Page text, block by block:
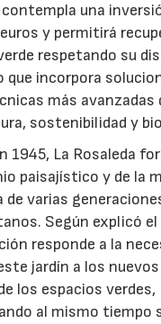
una
y permitirá
respetando su
que incorpora
más avanzadas
sostenibilidad y
1945, La Rosaleda
paisajístico y de la
de varias
Según explicó el
responde a la
jardín a los
los espacios verdes,
al mismo tiempo